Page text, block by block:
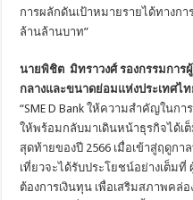
การผลักดันเป้าหมายรายได้ทางกา
ล้านล้านบาท”
นายพิชิต มิทราวงศ์ รองกรรมกา
กลางและขนาดย่อมแห่งประเทศไ
“SME D Bank ให้ความสำคัญในก
ให้พร้อมกลับมาเดินหน้าธุรกิจได้เ
สุดท้ายของปี 2566 เมื่อเข้าสู่ฤดูก
เที่ยวจะได้รับประโยชน์อย่างเต็มที่
ต้องการเงินทุน เพื่อเสริมสภาพคล่